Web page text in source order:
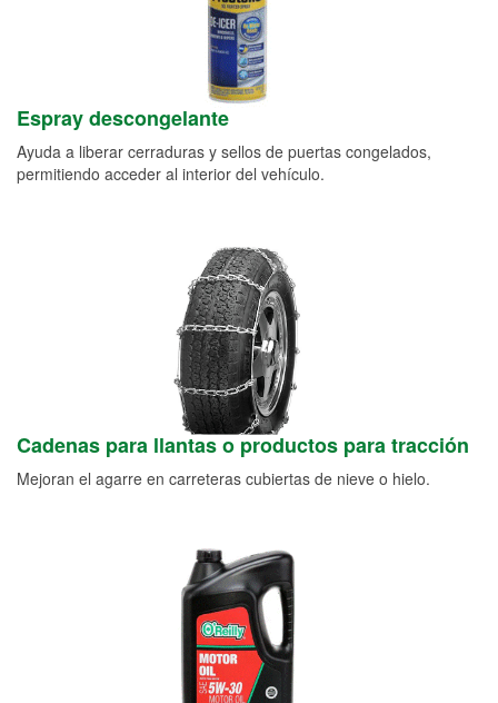
Espray descongelante
Ayuda a liberar cerraduras y sellos de puertas congelados,
permitiendo acceder al interior del vehículo.
Cadenas para llantas o productos para tracción
Mejoran el agarre en carreteras cubiertas de nieve o hielo.